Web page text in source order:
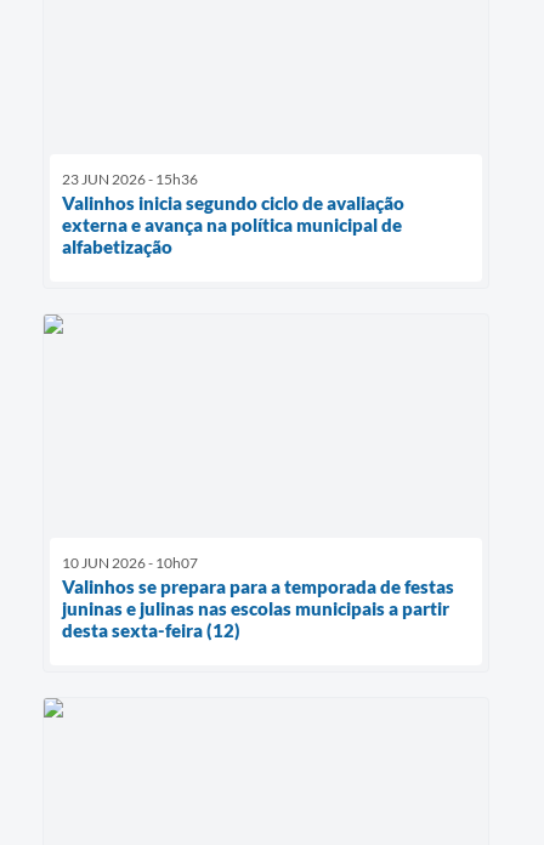
23 JUN 2026 - 15h36
Valinhos inicia segundo ciclo de avaliação
externa e avança na política municipal de
alfabetização
10 JUN 2026 - 10h07
Valinhos se prepara para a temporada de festas
juninas e julinas nas escolas municipais a partir
desta sexta-feira (12)